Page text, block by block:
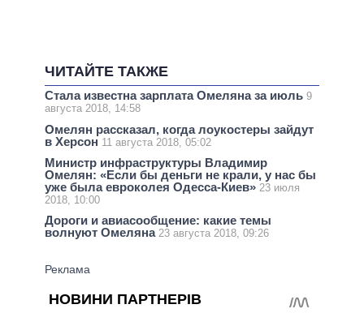
ЧИТАЙТЕ ТАКЖЕ
Стала известна зарплата Омеляна за июль 9
августа 2018, 14:58
Омелян рассказал, когда лоукостеры зайдут
в Херсон 11 августа 2018, 05:02
Министр инфраструктуры Владимир
Омелян: «Если бы деньги не крали, у нас бы
уже была евроколея Одесса-Киев» 23 июля
2018, 10:00
Дороги и авиасообщение: какие темы
волнуют Омеляна 23 августа 2018, 09:26